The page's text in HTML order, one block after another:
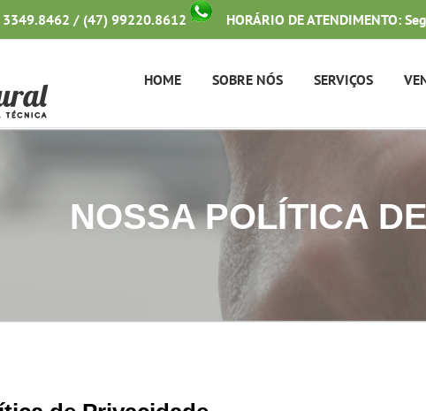
3349.8462 / (47) 99220.8612 HORÁRIO DE ATENDIMENTO:
HOME SOBRE NÓS SERVIÇOS
NOSSA POLÍTICA